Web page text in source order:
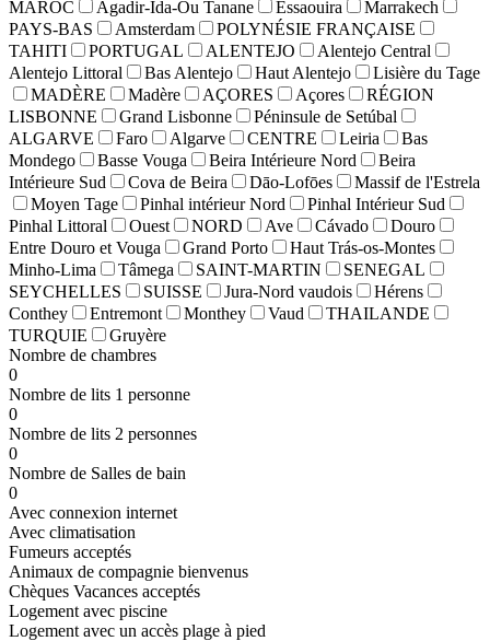
MAROC Agadir-Ida-Ou Tanane Essaouira
Marrakech
PAYS-BAS
Amsterdam
POLYNÉSIE FRANÇAISE
TAHITI
PORTUGAL ALENTEJO
Alentejo Central
Alentejo Littoral
Bas Alentejo Haut Alentejo
Lisière du Tage
MADÈRE
Madère AÇORES Açores
RÉGION
LISBONNE
Grand Lisbonne
Péninsule de Setúbal
ALGARVE
Faro Algarve CENTRE Leiria
Bas
Mondego
Basse Vouga Beira Intérieure Nord
Beira
Intérieure Sud
Cova de Beira Dāo-Lofōes
Massif de l'Estrela
Moyen Tage
Pinhal intérieur Nord
Pinhal Intérieur Sud
Pinhal Littoral
Ouest NORD Ave Cávado
Douro
Entre Douro et Vouga
Grand Porto
Haut Trás-os-Montes
Minho-Lima
Tâmega SAINT-MARTIN
SENEGAL
SEYCHELLES
SUISSE Jura-Nord vaudois
Hérens
Conthey
Entremont Monthey Vaud
THAILANDE
TURQUIE
Gruyère
Nombre de chambres
0
Nombre de lits 1 personne
0
Nombre de lits 2 personnes
0
Nombre de Salles de bain
0
Avec connexion internet
Avec climatisation
Fumeurs acceptés
Animaux de compagnie bienvenus
Chèques Vacances acceptés
Logement avec piscine
Logement avec un accès plage à pied